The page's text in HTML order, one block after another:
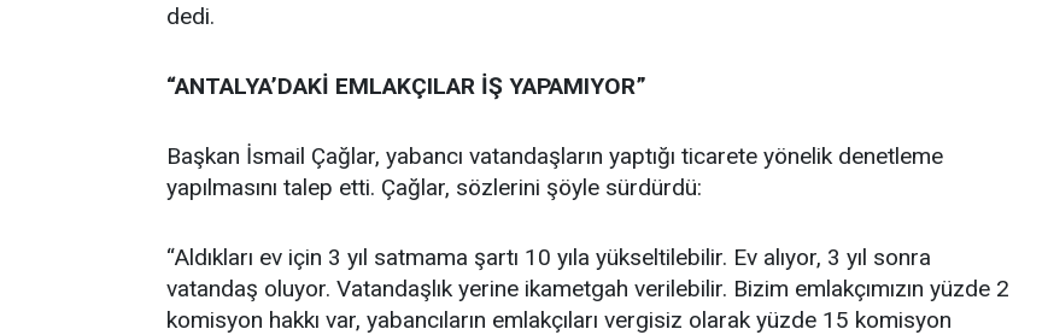
dedi.
“ANTALYA’DAKİ EMLAKÇILAR İŞ YAPAMIYOR”
Başkan İsmail Çağlar, yabancı vatandaşların yaptığı ticarete yönelik denetleme
yapılmasını talep etti. Çağlar, sözlerini şöyle sürdürdü:
“Aldıkları ev için 3 yıl satmama şartı 10 yıla yükseltilebilir. Ev alıyor, 3 yıl sonra
vatandaş oluyor. Vatandaşlık yerine ikametgah verilebilir. Bizim emlakçımızın yüzde 2
komisyon hakkı var, yabancıların emlakçıları vergisiz olarak yüzde 15 komisyon